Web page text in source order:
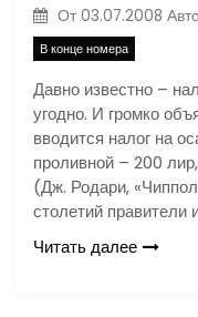
От 03.07.2008
В конце номера
Давно известно –
угодно. И громко
вводится налог на
проливной – 200
(Дж. Родари,
столетий правители
Читать далее